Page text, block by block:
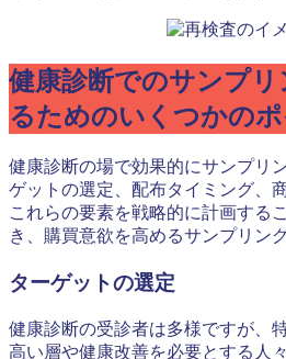
健康診断でのサンプ
るためのいくつかのポ
健康診断の場で効果的にサンプリ
ゲットの選定、配布タイミング、
これらの要素を戦略的に計画する
き、購買意欲を高めるサンプリン
ターゲットの選定
健康診断の受診者は多様ですが、
高い層や健康改善を必要とする人